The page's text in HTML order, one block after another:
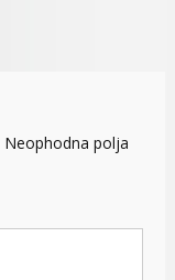
Neophodna polja